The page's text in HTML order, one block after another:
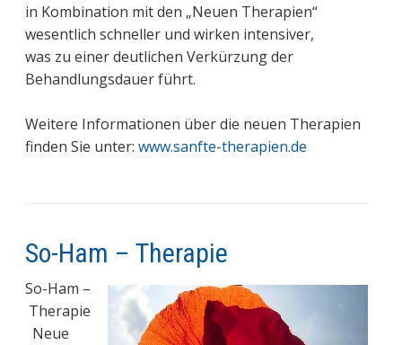
in Kombination mit den „Neuen Therapien“
wesentlich schneller und wirken intensiver,
was zu einer deutlichen Verkürzung der
Behandlungsdauer führt.
Weitere Informationen über die neuen Therapien
finden Sie unter: www.sanfte-therapien.de
So-Ham – Therapie
So-Ham –
Therapie
Neue